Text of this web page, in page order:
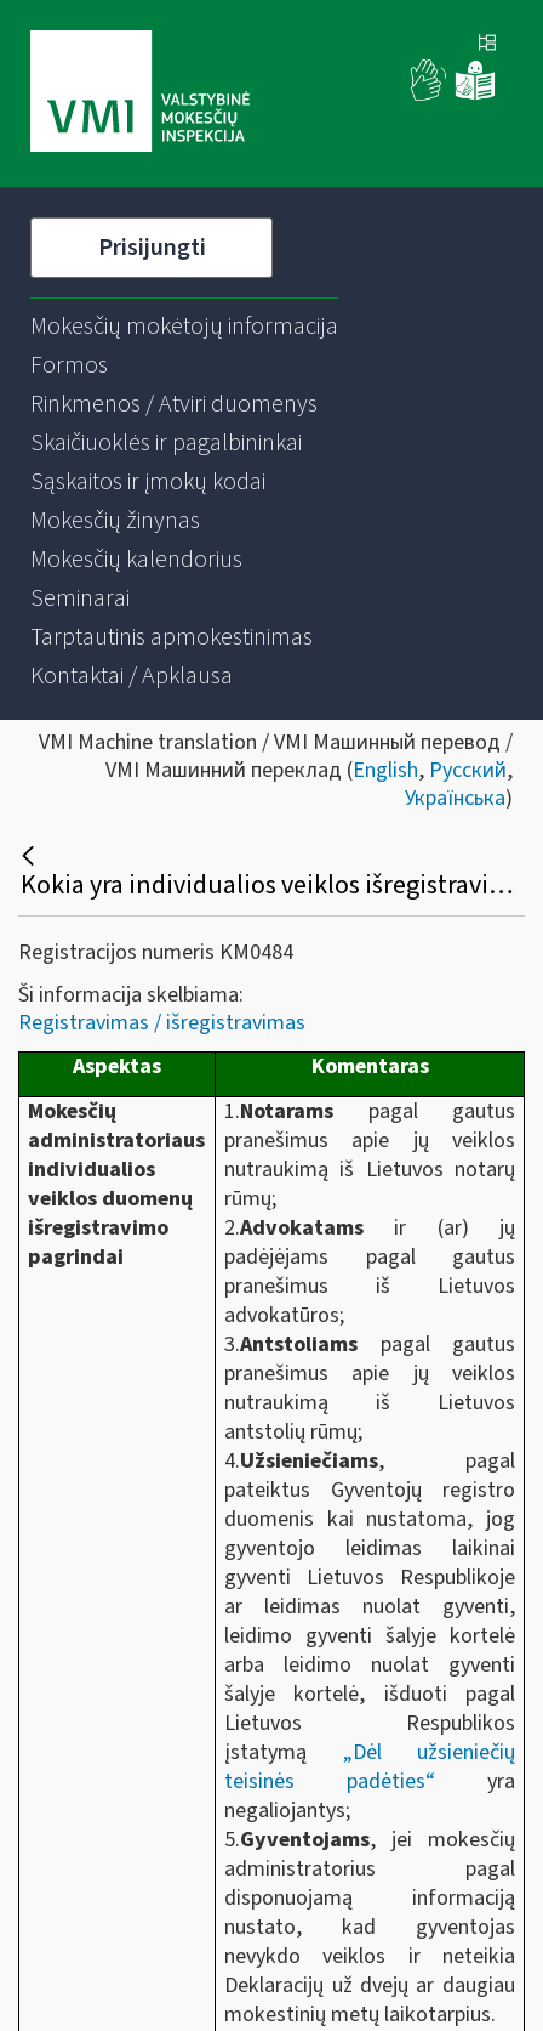
Prisijungti
Mokesčių mokėtojų informacija
Formos
Rinkmenos / Atviri duomenys
Skaičiuoklės ir pagalbininkai
Sąskaitos ir įmokų kodai
Mokesčių žinynas
Mokesčių kalendorius
Seminarai
Tarptautinis apmokestinimas
Kontaktai / Apklausa
VMI Machine translation / VMI Машинный перевод /
VMI Машинний переклад (English, Русский,
Українська)
Kokia yra individualios veiklos išregistravimo tvarka?
Registracijos numeris KM0484
Ši informacija skelbiama:
Registravimas / išregistravimas
Aspektas
Komentaras
Mokesčių
administratoriaus
individualios
veiklos duomenų
išregistravimo
pagrindai
1.Notarams pagal gautus
pranešimus apie jų veiklos
nutraukimą iš Lietuvos notarų
rūmų;
2.Advokatams ir (ar) jų
padėjėjams pagal gautus
pranešimus iš Lietuvos
advokatūros;
3.Antstoliams pagal gautus
pranešimus apie jų veiklos
nutraukimą iš Lietuvos
antstolių rūmų;
4.Užsieniečiams, pagal
pateiktus Gyventojų registro
duomenis kai nustatoma, jog
gyventojo leidimas laikinai
gyventi Lietuvos Respublikoje
ar leidimas nuolat gyventi,
leidimo gyventi šalyje kortelė
arba leidimo nuolat gyventi
šalyje kortelė, išduoti pagal
Lietuvos Respublikos
įstatymą „Dėl užsieniečių
teisinės padėties“ yra
negaliojantys;
5.Gyventojams, jei mokesčių
administratorius pagal
disponuojamą informaciją
nustato, kad gyventojas
nevykdo veiklos ir neteikia
Deklaracijų už dvejų ar daugiau
mokestinių metų laikotarpius.